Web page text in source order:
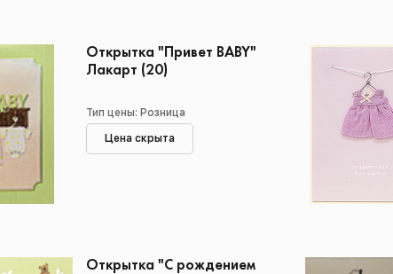
Открытка "Привет BABY"
Лакарт (20)
Тип цены: Розница
Цена скрыта
Открытка "С рождением